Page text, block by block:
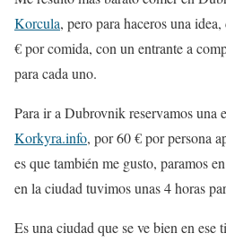
Korcula, pero para haceros una
€ por comida, con un entrante a
para cada uno.
Para ir a Dubrovnik reservamos una
Korkyra.info, por 60 € por persona
es que también me gusto, paramos
en la ciudad tuvimos unas 4 horas
Es una ciudad que se ve bien en ese